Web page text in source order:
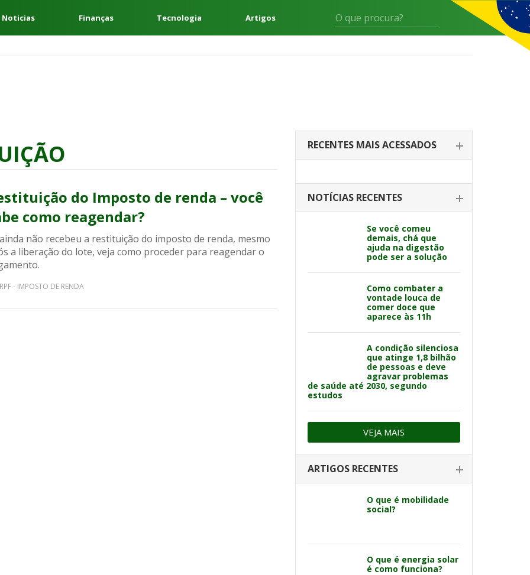
Noticias Finanças Tecnologia Artigos
do Imposto de renda – você
como reagendar?
não recebeu a restituição do imposto de renda, mesmo
a liberação do lote, veja como proceder para reagendar o
- IMPOSTO DE RENDA
RECENTES MAIS ACESSADOS
NOTÍCIAS RECENTES
Se você comeu
demais, chá que
ajuda na digestão
pode ser a solução
Como combater a
vontade louca de
comer doce que
aparece às 11h
A condição silenciosa
que atinge 1,8 bilhão
de pessoas e deve
agravar problemas
de saúde até 2030, segundo
estudos
VEJA MAIS
ARTIGOS RECENTES
O que é mobilidade
social?
O que é energia solar
é como funciona?